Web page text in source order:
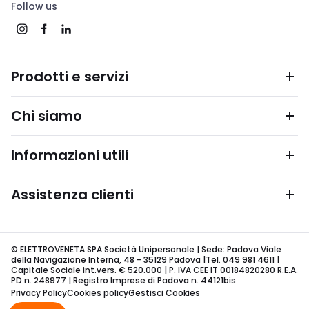
Follow us
Prodotti e servizi
Chi siamo
Informazioni utili
Assistenza clienti
© ELETTROVENETA SPA Società Unipersonale | Sede: Padova Viale
della Navigazione Interna, 48 - 35129 Padova |Tel. 049 981 4611 |
Capitale Sociale int.vers. € 520.000 | P. IVA CEE IT 00184820280 R.E.A.
PD n. 248977 | Registro Imprese di Padova n. 44121bis
Privacy PolicyCookies policyGestisci Cookies